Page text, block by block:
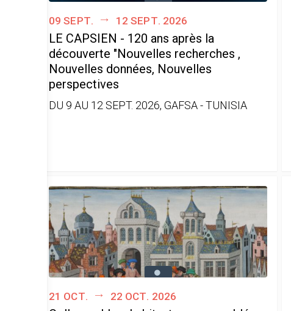
09 sept. 12 sept. 2026
LE CAPSIEN - 120 ans après la
découverte "Nouvelles recherches ,
Nouvelles données, Nouvelles
perspectives
DU 9 AU 12 SEPT. 2026, GAFSA - TUNISIA
21 oct. 22 oct. 2026